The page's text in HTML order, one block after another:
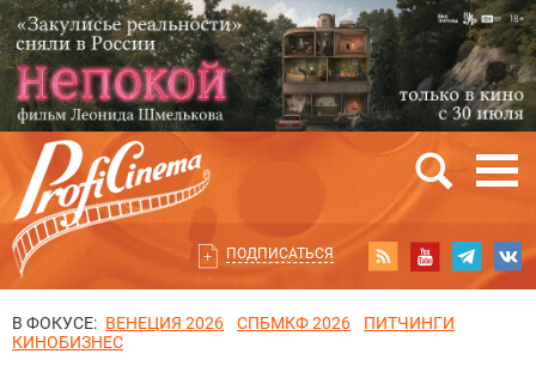
ПОДПИСАТЬСЯ
В ФОКУСЕ: ВЕНЕЦИЯ 2026 СПБМКФ 2026
ПИТЧИНГИ
КИНОБИЗНЕС